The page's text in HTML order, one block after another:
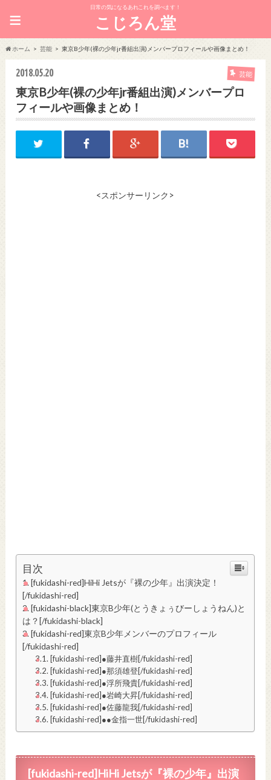
日常の気になるあれこれを調べます！
こじろん堂
≡
ホーム 芸能 東京B少年(裸の少年jr番組出演)メンバープロフィールや画像まとめ！
2018.05.20 芸能
東京B少年(裸の少年jr番組出演)メンバープロ
フィールや画像まとめ！
<スポンサーリンク>
目次
[fukidashi-red]HiHi Jetsが『裸の少年』出演決定！
[/fukidashi-red]
[fukidashi-black]東京B少年(とうきょぅびーしょうねん)と
は？[/fukidashi-black]
[fukidashi-red]東京B少年メンバーのプロフィール
[/fukidashi-red]
[fukidashi-red]●藤井直樹[/fukidashi-red]
[fukidashi-red]●那須雄登[/fukidashi-red]
[fukidashi-red]●浮所飛貴[/fukidashi-red]
[fukidashi-red]●岩崎大昇[/fukidashi-red]
[fukidashi-red]●佐藤龍我[/fukidashi-red]
[fukidashi-red]●●金指一世[/fukidashi-red]
[fukidashi-red]HiHi Jetsが『裸の少年』出演